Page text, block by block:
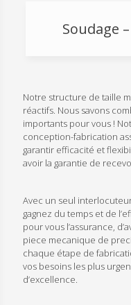
Soudage
Notre structure de taille
réactifs. Nous savons
importants pour vous !
conception-fabrication
garantir efficacité et
avoir la garantie de
Avec un seul
gagnez du temps et de
pour vous l’assurance,
piece mecanique de
chaque étape de
vos besoins les plus
d’excellence.